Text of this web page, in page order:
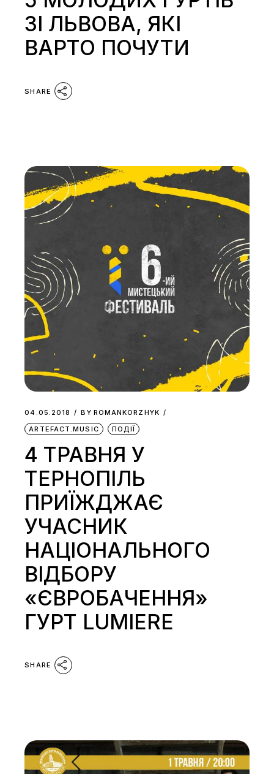
ЗІ ЛЬВОВА, ЯКІ
ВАРТО ПОЧУТИ
SHARE
04.05.2018 BY ROMANKORZHYK
ARTEFACT.MUSIC
ПОДІЇ
4 ТРАВНЯ У
ТЕРНОПІЛЬ
ПРИЇЖДЖАЄ
УЧАСНИК
НАЦІОНАЛЬНОГО
ВІДБОРУ
«ЄВРОБАЧЕННЯ»
ГУРТ LUMIERE
SHARE